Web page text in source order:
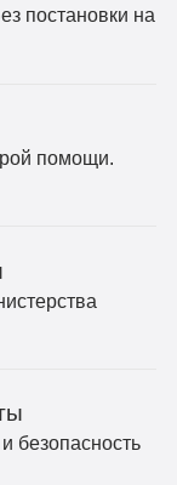
постановки на
помощи.
безопасность